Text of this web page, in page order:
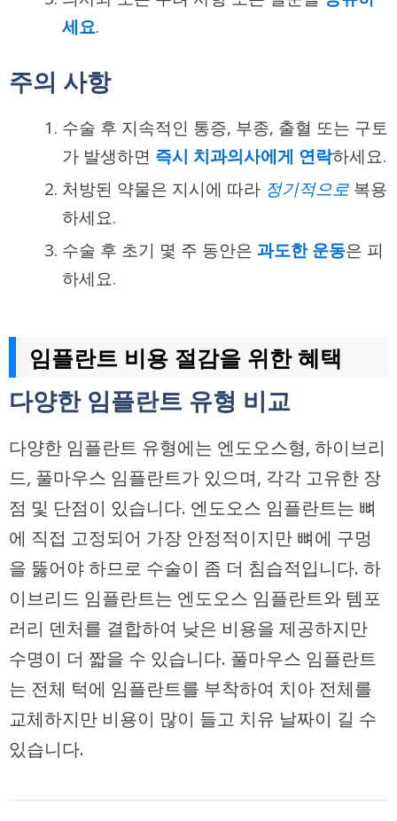
세요.
주의 사항
수술 후 지속적인 통증, 부종, 출혈 또는 구토
가 발생하면 즉시 치과의사에게 연락하세요.
처방된 약물은 지시에 따라 정기적으로 복용
하세요.
수술 후 초기 몇 주 동안은 과도한 운동은 피
하세요.
임플란트 비용 절감을 위한 혜택
다양한 임플란트 유형 비교
다양한 임플란트 유형에는 엔도오스형, 하이브리
드, 풀마우스 임플란트가 있으며, 각각 고유한 장
점 및 단점이 있습니다. 엔도오스 임플란트는 뼈
에 직접 고정되어 가장 안정적이지만 뼈에 구멍
을 뚫어야 하므로 수술이 좀 더 침습적입니다. 하
이브리드 임플란트는 엔도오스 임플란트와 템포
러리 덴처를 결합하여 낮은 비용을 제공하지만
수명이 더 짧을 수 있습니다. 풀마우스 임플란트
는 전체 턱에 임플란트를 부착하여 치아 전체를
교체하지만 비용이 많이 들고 치유 날짜이 길 수
있습니다.